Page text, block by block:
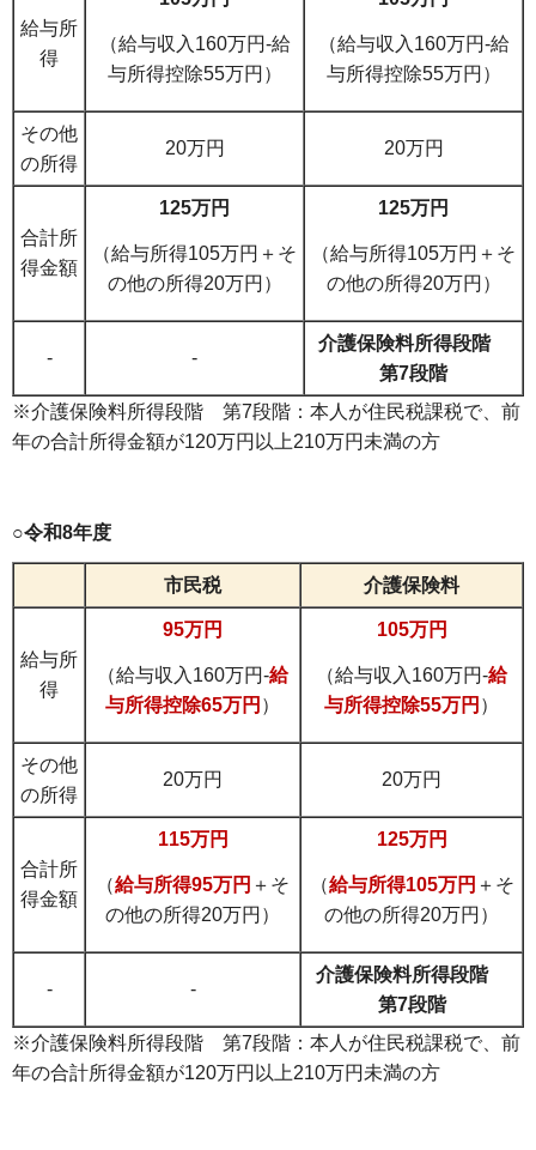
給与所
得
（給与収入160万円-給
与所得控除55万円）
（給与収入160万円-給
与所得控除55万円）
その他
の所得
20万円 20万円
合計所
得金額
125万円
（給与所得105万円＋そ
の他の所得20万円）
125万円
（給与所得105万円＋そ
の他の所得20万円）
- -
介護保険料所得段階
第7段階
※介護保険料所得段階 第7段階：本人が住民税課税で、前
年の合計所得金額が120万円以上210万円未満の方
○令和8年度
市民税 介護保険料
給与所
得
95万円
（給与収入160万円-給
与所得控除65万円 ）
105万円
（給与収入160万円-給
与所得控除55万円 ）
その他
の所得
20万円 20万円
合計所
得金額
115万円
（給与所得95万円 ＋そ
の他の所得20万円）
125万円
（給与所得105万円 ＋そ
の他の所得20万円）
- -
介護保険料所得段階
第7段階
※介護保険料所得段階 第7段階：本人が住民税課税で、前
年の合計所得金額が120万円以上210万円未満の方